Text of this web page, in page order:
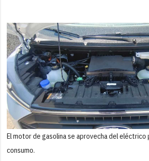
El motor de gasolina se aprovecha del eléctrico
consumo.